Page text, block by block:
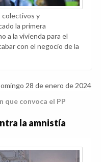
colectivos y
la primera
a la vivienda para el
con el negocio de la
28 de enero de 2024
que convoca el PP
la amnistía